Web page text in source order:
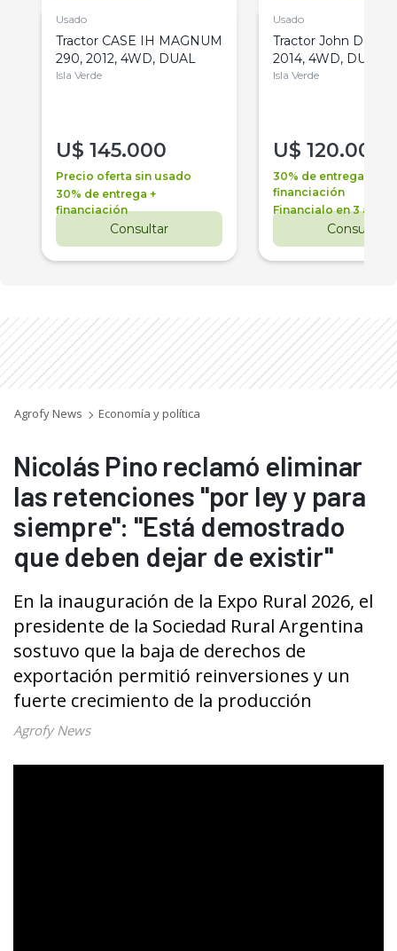
Usado
Tractor CASE IH MAGNUM
290, 2012, 4WD, DUAL
Isla Verde
U$ 145.000
Precio oferta sin usado
30% de entrega +
financiación
Consultar
Usado
Tractor John Deere
2014, 4WD, DUAL
Isla Verde
U$ 120.000
30% de entrega +
financiación
Financialo en 3 años
Consultar
Agrofy News Economía y política
Nicolás Pino reclamó eliminar
las retenciones "por ley y para
siempre": "Está demostrado
que deben dejar de existir"
En la inauguración de la Expo Rural 2026, el
presidente de la Sociedad Rural Argentina
sostuvo que la baja de derechos de
exportación permitió reinversiones y un
fuerte crecimiento de la producción
Agrofy News